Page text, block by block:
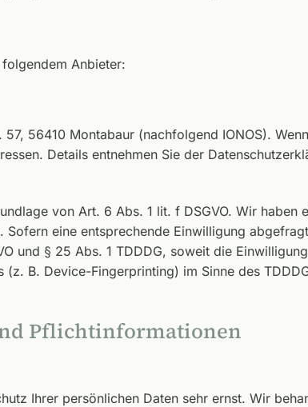
Anbieter:
56410 Montabaur (nachfolgend IONOS).
Details entnehmen Sie der
von Art. 6 Abs. 1 lit. f DSGVO. Wir haben
Sofern eine entsprechende Einwilligung
und § 25 Abs. 1 TDDDG, soweit die
B. Device-Fingerprinting) im Sinne des
Pflicht­informationen
Ihrer persönlichen Daten sehr ernst. Wir